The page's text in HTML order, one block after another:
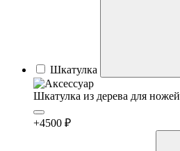
Шкатулка
Шкатулка из дерева для ножей
+4500 ₽